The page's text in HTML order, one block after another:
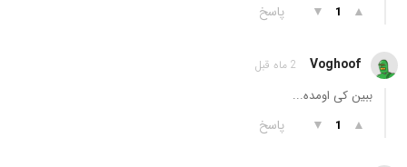
▲
1
▼ پاسخ
Voghoof 2 ماه قبل
ببین کی اومده...
▲
1
▼ پاسخ